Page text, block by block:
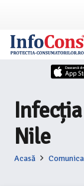
Nile
Acasă